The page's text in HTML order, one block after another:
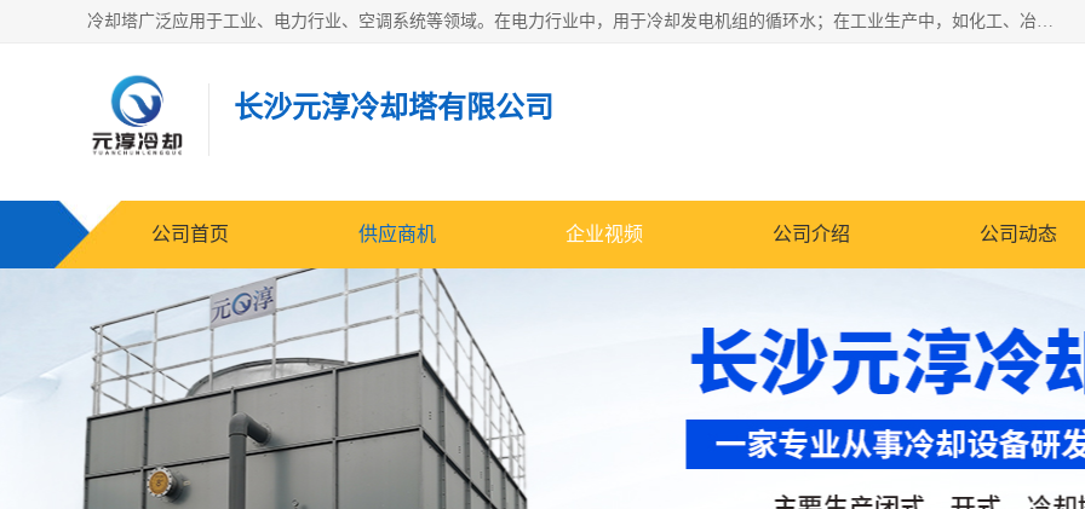
冷却塔广泛应用于工业、电力行业、空调系统等领域。在电力行业中，用于冷却发电机组的循环水；在工业生产中，如化工、冶金等行业，可降低生产过程中产生的热量；在空调系统中，为空调设备提供冷却水源
长沙元淳冷却塔有限公司
公司首页 供应商机 企业视频 公司介绍 公司动态